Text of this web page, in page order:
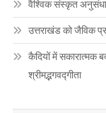
वैश्विक संस्कृत
उत्तराखंड को जैविक
कैदियों में सकारात्मक
श्रीमद्भगवद्गीता